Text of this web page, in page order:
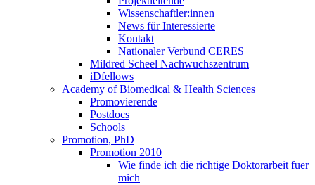
Wissenschaftler:innen
News für Interessierte
Kontakt
Nationaler Verbund CERES
Mildred Scheel Nachwuchszentrum
iDfellows
Academy of Biomedical & Health Sciences
Promovierende
Postdocs
Schools
Promotion, PhD
Promotion 2010
Wie finde ich die richtige Doktorarbeit fuer
mich